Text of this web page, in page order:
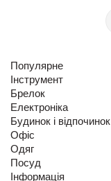
Популярне
Інструмент
Брелок
Електроніка
Будинок і відпочинок
Офіс
Одяг
Посуд
Інформація